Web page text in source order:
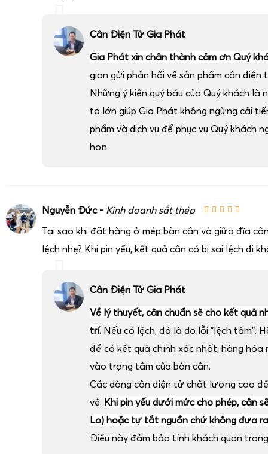
Cân Điện Tử Gia Phát
Gia Phát xin chân thành cảm ơn Quý
gian gửi phản hồi về sản phẩm cân điện
Những ý kiến quý báu của Quý khách là
to lớn giúp Gia Phát không ngừng cải
phẩm và dịch vụ để phục vụ Quý khách
hơn.
Nguyễn Đức - Kinh doanh sắt thép
Tại sao khi đặt hàng ở mép bàn cân và giữa đĩa
lệch nhẹ? Khi pin yếu, kết quả cân có bị sai lệch đi
Cân Điện Tử Gia Phát
Về lý thuyết, cân chuẩn sẽ cho kết quả
trí. Nếu có lệch, đó là do lỗi "lệch tâm".
để có kết quả chính xác nhất, hàng
vào trọng tâm của bàn cân.
Các dòng cân điện tử chất lượng cao
vệ. Khi pin yếu dưới mức cho phép, cân
Lo) hoặc tự tắt nguồn chứ không đưa
Điều này đảm bảo tính khách quan